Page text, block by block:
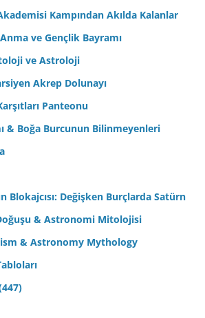
Kampından Akılda Kalanlar
ve Gençlik Bayramı
ve Astroloji
Akrep Dolunayı
Panteonu
& Boğa Burcunun Bilinmeyenleri
Blokajcısı: Değişken Burçlarda Satürn
& Astronomi Mitolojisi
& Astronomy Mythology